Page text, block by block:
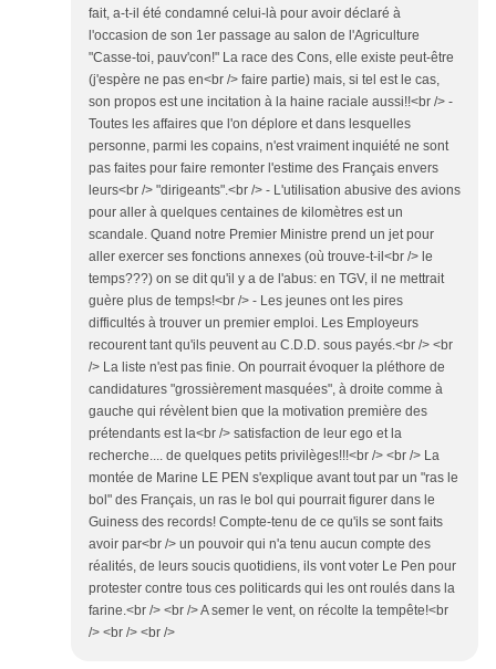
fait, a-t-il été condamné celui-là pour avoir déclaré à
l'occasion de son 1er passage au salon de l'Agriculture
"Casse-toi, pauv'con!" La race des Cons, elle existe peut-être
(j'espère ne pas en<br /> faire partie) mais, si tel est le cas,
son propos est une incitation à la haine raciale aussi!!<br /> -
Toutes les affaires que l'on déplore et dans lesquelles
personne, parmi les copains, n'est vraiment inquiété ne sont
pas faites pour faire remonter l'estime des Français envers
leurs<br /> "dirigeants".<br /> - L'utilisation abusive des avions
pour aller à quelques centaines de kilomètres est un
scandale. Quand notre Premier Ministre prend un jet pour
aller exercer ses fonctions annexes (où trouve-t-il<br /> le
temps???) on se dit qu'il y a de l'abus: en TGV, il ne mettrait
guère plus de temps!<br /> - Les jeunes ont les pires
difficultés à trouver un premier emploi. Les Employeurs
recourent tant qu'ils peuvent au C.D.D. sous payés.<br /> <br
/> La liste n'est pas finie. On pourrait évoquer la pléthore de
candidatures "grossièrement masquées", à droite comme à
gauche qui révèlent bien que la motivation première des
prétendants est la<br /> satisfaction de leur ego et la
recherche.... de quelques petits privilèges!!!<br /> <br /> La
montée de Marine LE PEN s'explique avant tout par un "ras le
bol" des Français, un ras le bol qui pourrait figurer dans le
Guiness des records! Compte-tenu de ce qu'ils se sont faits
avoir par<br /> un pouvoir qui n'a tenu aucun compte des
réalités, de leurs soucis quotidiens, ils vont voter Le Pen pour
protester contre tous ces politicards qui les ont roulés dans la
farine.<br /> <br /> A semer le vent, on récolte la tempête!<br
/> <br /> <br />